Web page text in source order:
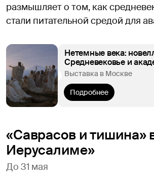
размышляет о том, как
стали питательной средой для
Нетемные века:
Средневековье и
Выставка в Москве
Подробнее
«Саврасов и тишина»
Иерусалиме»
До 31 мая